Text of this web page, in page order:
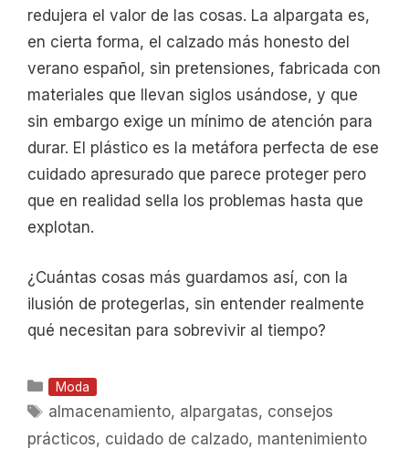
redujera el valor de las cosas. La alpargata es,
en cierta forma, el calzado más honesto del
verano español, sin pretensiones, fabricada con
materiales que llevan siglos usándose, y que
sin embargo exige un mínimo de atención para
durar. El plástico es la metáfora perfecta de ese
cuidado apresurado que parece proteger pero
que en realidad sella los problemas hasta que
explotan.
¿Cuántas cosas más guardamos así, con la
ilusión de protegerlas, sin entender realmente
qué necesitan para sobrevivir al tiempo?
Categorías
Moda
Etiquetas
almacenamiento, alpargatas, consejos
prácticos, cuidado de calzado, mantenimiento